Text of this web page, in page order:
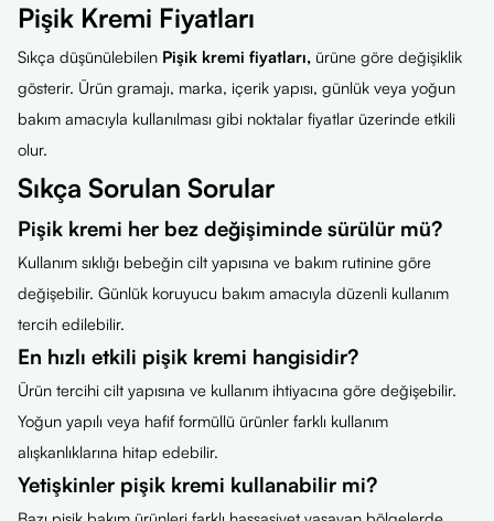
Pişik Kremi Fiyatları
Sıkça düşünülebilen Pişik kremi fiyatları, ürüne göre değişiklik
gösterir. Ürün gramajı, marka, içerik yapısı, günlük veya yoğun
bakım amacıyla kullanılması gibi noktalar fiyatlar üzerinde etkili
olur.
Sıkça Sorulan Sorular
Pişik kremi her bez değişiminde sürülür mü?
Kullanım sıklığı bebeğin cilt yapısına ve bakım rutinine göre
değişebilir. Günlük koruyucu bakım amacıyla düzenli kullanım
tercih edilebilir.
En hızlı etkili pişik kremi hangisidir?
Ürün tercihi cilt yapısına ve kullanım ihtiyacına göre değişebilir.
Yoğun yapılı veya hafif formüllü ürünler farklı kullanım
alışkanlıklarına hitap edebilir.
Yetişkinler pişik kremi kullanabilir mi?